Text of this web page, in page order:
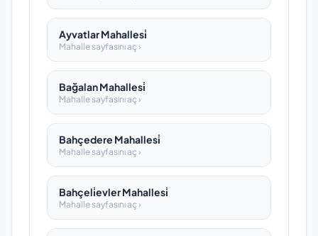
Ayvatlar Mahallesi̇
Mahalle sayfasını aç ›
Bağalan Mahallesi̇
Mahalle sayfasını aç ›
Bahçedere Mahallesi̇
Mahalle sayfasını aç ›
Bahçeli̇evler Mahallesi̇
Mahalle sayfasını aç ›